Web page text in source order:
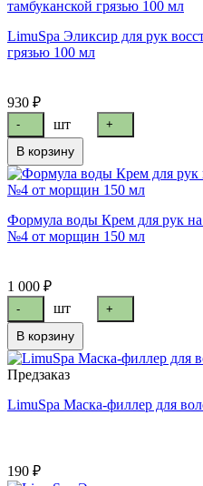
LimuSpa Эликсир для рук
грязью 100 мл
930 ₽
- шт +
В корзину
Формула воды Крем для рук
№4 от морщин 150 мл
1 000 ₽
- шт +
В корзину
Предзаказ
LimuSpa Маска-филлер для
190 ₽